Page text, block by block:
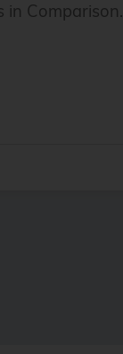
in Comparison.